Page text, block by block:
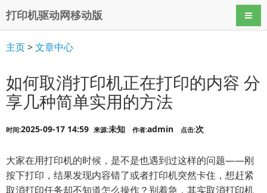
打印机驱动网移动版 导航
主页>文章中心
如何取消打印机正在打印的内容 分
享几种简单实用的方法
时间:2025-09-17 14:59 来源:未知 作者:admin 点击:次
大家在用打印机的时候，是不是也遇到过这样的问题——刚
按下打印，结果发现内容错了或者打印机突然卡住，想赶紧
取消打印任务却不知道怎么操作？别着急，其实取消打印机